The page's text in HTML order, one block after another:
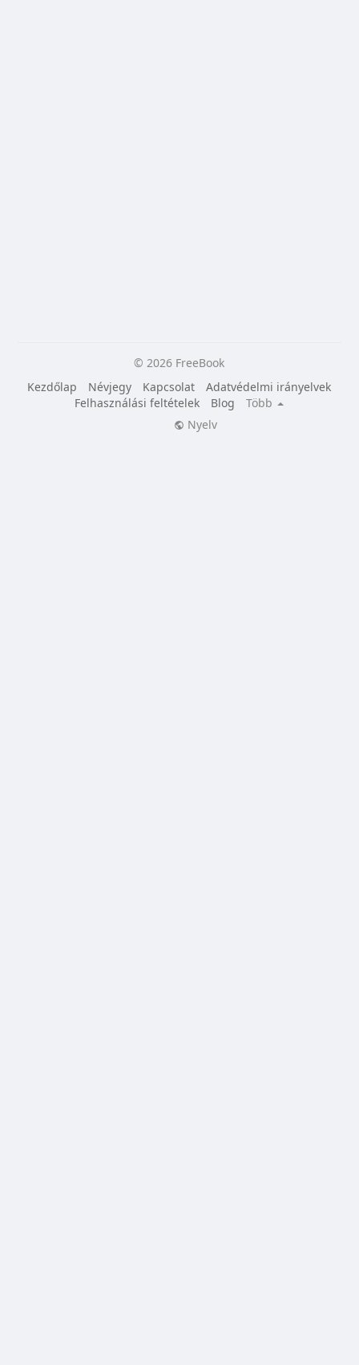
© 2026 FreeBook
Kezdőlap
Névjegy Kapcsolat
Adatvédelmi irányelvek
Felhasználási feltételek
Blog
Több
Nyelv